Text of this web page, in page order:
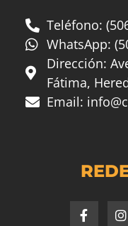
Teléfono:
WhatsApp:
Dirección:
Fátima,
Email: